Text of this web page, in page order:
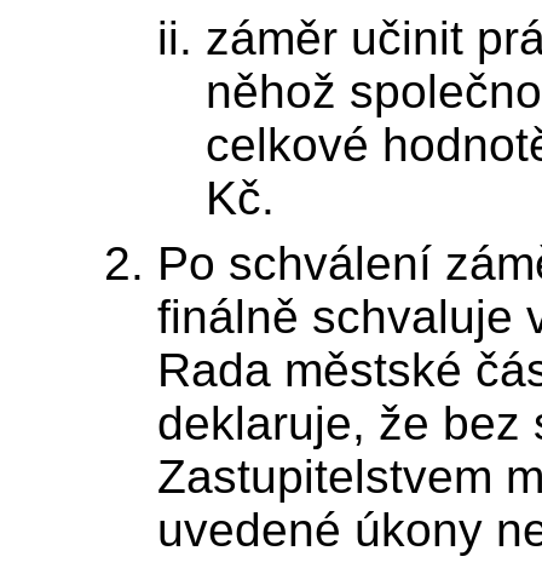
záměr učinit
něhož
celkové
Kč.
Po schválení
finálně schvaluje
Rada městské
deklaruje, že bez
Zastupitelstvem
uvedené úkony